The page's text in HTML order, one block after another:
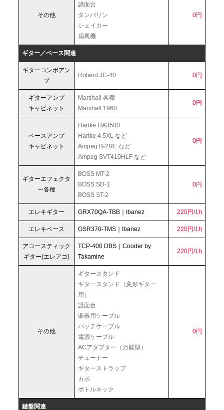
その他
譜面台
タンバリン
シェイカー
扇風機
0円
ギター／ベース関連
ギターコンボアン
プ
Roland JC-40 0円
ギターアンプ
キャビネット
Marshall 各種
Marshall 1960
0円
ベースアンプ
キャビネット
Hartke HA3500
Hartke 4.5XL など
Ampeg B-2RE など
Ampeg SVT410HLF など
0円
ギターエフェクタ
ー各種
BOSS MT-2
BOSS SD-1
BOSS ST-2
0円
エレキギター GRX70QA-TBB｜Ibanez 220円/1h
エレキベース GSR370-TMS｜Ibanez 220円/1h
アコースティック
ギター(エレアコ)
TCP-400 DBS｜Cooder by
Takamine
220円/1h
その他
ギタースタンド
ギタースタンド（変形ギター
用）
譜面台
楽器用ケーブル
パッチケーブル
電源ケーブル
ACアダプター（万能型）
チューナー
ギターストラップ
カポ
ボトルネック
0円
鍵盤関連